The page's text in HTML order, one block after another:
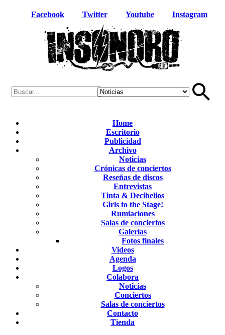
Facebook Twitter Youtube Instagram
Home
Escritorio
Publicidad
Archivo
Noticias
Crónicas de conciertos
Reseñas de discos
Entrevistas
Tinta & Decibelios
Girls to the Stage!
Rumiaciones
Salas de conciertos
Galerías
Fotos finales
Videos
Agenda
Logos
Colabora
Noticias
Conciertos
Salas de conciertos
Contacto
Tienda